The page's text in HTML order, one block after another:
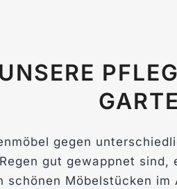
UNSERE
gegen
gut gewappnet
schönen Möbelstücken